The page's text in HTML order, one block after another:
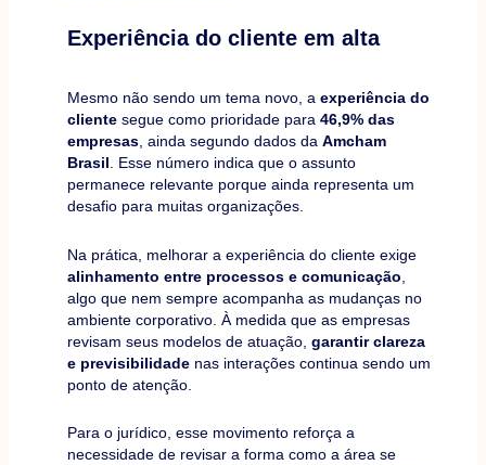
Experiência do cliente em alta
Mesmo não sendo um tema novo, a experiência do
clientesegue como prioridade para 46,9% das
empresas, ainda segundo dados da Amcham
Brasil. Esse número indica que o assunto
permanece relevante porque ainda representa um
desafio para muitas organizações.
Na prática, melhorar a experiência do cliente exige
alinhamento entre processos e comunicação
algo que nem sempre acompanha as mudanças no
ambiente corporativo. À medida que as empresas
revisam seus modelos de atuação, garantir clareza
e previsibilidadenas interações continua sendo um
ponto de atenção.
Para o jurídico, esse movimento reforça a
necessidade de revisar a forma como a área se